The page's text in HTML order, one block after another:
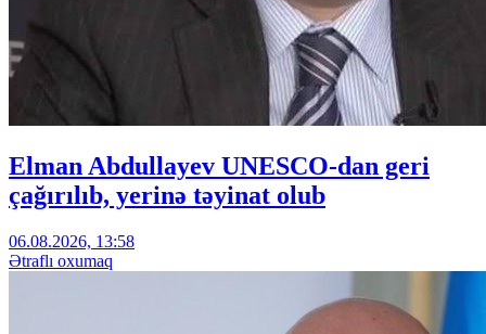
Elman Abdullayev UNESCO-dan geri
çağırılıb, yerinə təyinat olub
06.08.2026, 13:58
Ətraflı oxumaq